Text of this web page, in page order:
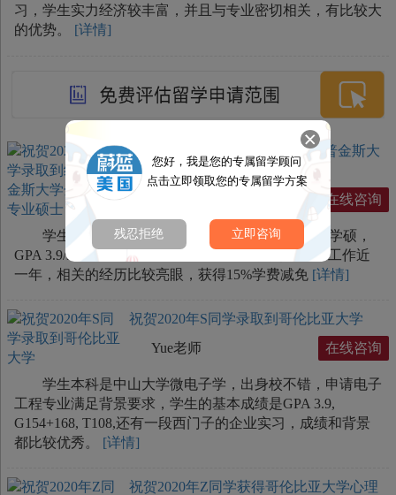
习，学生实力经济较丰富，并且与专业密切相关，有比较大
的优势。
[详情]
祝贺2020年Y同学录取到约翰霍普金斯大
学金融数学专业硕士
在线咨询
学生为山东大学统计本/英国拉夫堡大学金融数学硕，
GPA 3.9/3.9, G325, 两段科研经历、一段实习经历、工作近
一年，相关的经历比较亮眼，获得15%学费减免 [详情]
祝贺2020年S同学录取到哥伦比亚大学
Yue老师
在线咨询
学生本科是中山大学微电子学，出身校不错，申请电子
工程专业满足背景要求，学生的基本成绩是GPA 3.9,
G154+168, T108,还有一段西门子的企业实习，成绩和背景
都比较优秀。 [详情]
祝贺2020年Z同学获得哥伦比亚大学心理
您好，我是您的专属留学顾问
点击立即领取您的专属留学方案
残忍拒绝 立即咨询